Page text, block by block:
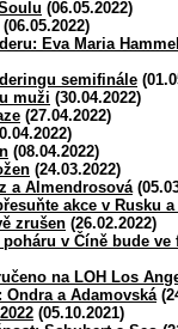
(06.05.2022)
(06.05.2022)
Eva Maria
semifinále
muži (30.04.2022)
(27.04.2022)
(08.04.2022)
(24.03.2022)
a Almendrosová
akce v Rusku
zrušen (26.02.2022)
v Číně bude ve
na LOH Los
a Adamovská
(05.10.2021)